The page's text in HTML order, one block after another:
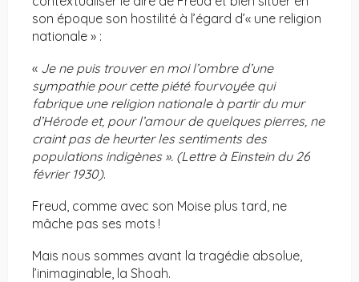
son époque son hostilité à l’égard d’« une religion
nationale » :
« Je ne puis trouver en moi l’ombre d’une
sympathie pour cette piété fourvoyée qui
fabrique une religion nationale à partir du mur
d’Hérode et, pour l’amour de quelques pierres, ne
craint pas de heurter les sentiments des
populations indigènes ». (Lettre à Einstein du 26
février 1930).
Freud, comme avec son Moise plus tard, ne
mâche pas ses mots !
Mais nous sommes avant la tragédie absolue,
l’inimaginable, la Shoah.